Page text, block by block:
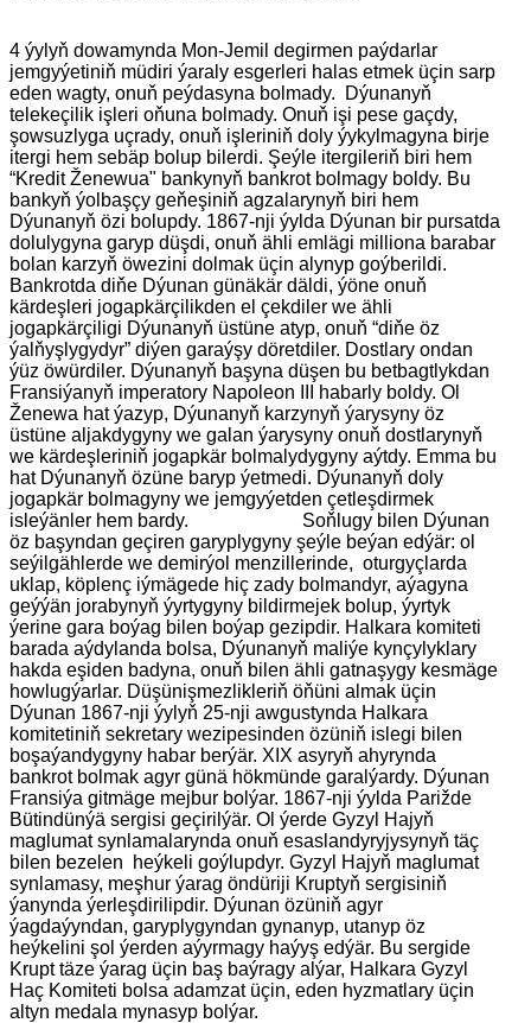
4 ýylyň dowamynda Mon-Jemil degirmen paýdarlar
jemgyýetiniň müdiri ýaraly esgerleri halas etmek üçin sarp
eden wagty, onuň peýdasyna bolmady. Dýunanyň
telekeçilik işleri oňuna bolmady. Onuň işi pese gaçdy,
şowsuzlyga uçrady, onuň işleriniň doly ýykylmagyna birje
itergi hem sebäp bolup bilerdi. Şeýle itergileriň biri hem
“Kredit Ženewua" bankynyň bankrot bolmagy boldy. Bu
bankyň ýolbaşçy geňeşiniň agzalarynyň biri hem
Dýunanyň özi bolupdy. 1867-nji ýylda Dýunan bir pursatda
dolulygyna garyp düşdi, onuň ähli emlägi milliona barabar
bolan karzyň öwezini dolmak üçin alynyp goýberildi.
Bankrotda diňe Dýunan günäkär däldi, ýöne onuň
kärdeşleri jogapkärçilikden el çekdiler we ähli
jogapkärçiligi Dýunanyň üstüne atyp, onuň “diňe öz
ýalňyşlygydyr” diýen garaýşy döretdiler. Dostlary ondan
ýüz öwürdiler. Dýunanyň başyna düşen bu betbagtlykdan
Fransiýanyň imperatory Napoleon III habarly boldy. Ol
Ženewa hat ýazyp, Dýunanyň karzynyň ýarysyny öz
üstüne aljakdygyny we galan ýarysyny onuň dostlarynyň
we kärdeşleriniň jogapkär bolmalydygyny aýtdy. Emma bu
hat Dýunanyň özüne baryp ýetmedi. Dýunanyň doly
jogapkär bolmagyny we jemgyýetden çetleşdirmek
isleýänler hem bardy. Soňlugy bilen Dýunan
öz başyndan geçiren garyplygyny şeýle beýan edýär: ol
seýilgählerde we demirýol menzillerinde, oturgyçlarda
uklap, köplenç iýmägede hiç zady bolmandyr, aýagyna
geýýän jorabynyň ýyrtygyny bildirmejek bolup, ýyrtyk
ýerine gara boýag bilen boýap gezipdir. Halkara komiteti
barada aýdylanda bolsa, Dýunanyň maliýe kynçylyklary
hakda eşiden badyna, onuň bilen ähli gatnaşygy kesmäge
howlugýarlar. Düşünişmezlikleriň öňüni almak üçin
Dýunan 1867-nji ýylyň 25-nji awgustynda Halkara
komitetiniň sekretary wezipesinden özüniň islegi bilen
boşaýandygyny habar berýär. XIX asyryň ahyrynda
bankrot bolmak agyr günä hökmünde garalýardy. Dýunan
Fransiýa gitmäge mejbur bolýar. 1867-nji ýylda Parižde
Bütindünýä sergisi geçirilýär. Ol ýerde Gyzyl Hajyň
maglumat synlamalarynda onuň esaslandyryjysynyň täç
bilen bezelen heýkeli goýlupdyr. Gyzyl Hajyň maglumat
synlamasy, meşhur ýarag öndüriji Kruptyň sergisiniň
ýanynda ýerleşdirilipdir. Dýunan özüniň agyr
ýagdaýyndan, garyplygyndan gynanyp, utanyp öz
heýkelini şol ýerden aýyrmagy haýyş edýär. Bu sergide
Krupt täze ýarag üçin baş baýragy alýar, Halkara Gyzyl
Haç Komiteti bolsa adamzat üçin, eden hyzmatlary üçin
altyn medala mynasyp bolýar.